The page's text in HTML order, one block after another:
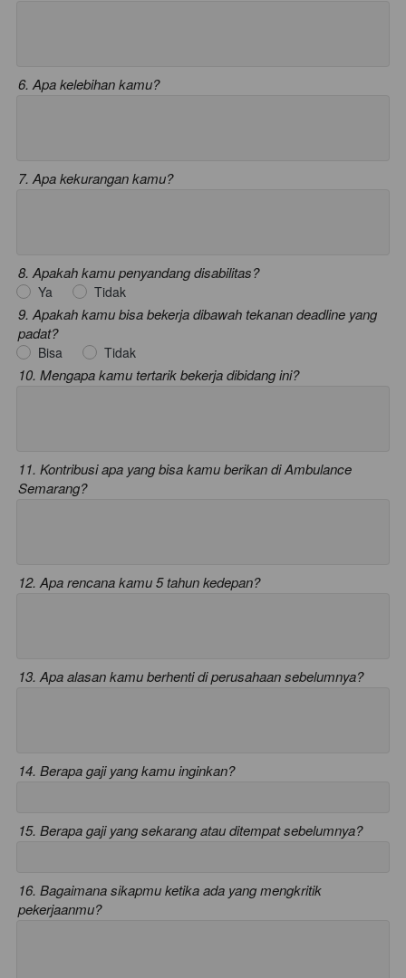
6. Apa kelebihan kamu?
7. Apa kekurangan kamu?
8. Apakah kamu penyandang disabilitas?
Ya Tidak
9. Apakah kamu bisa bekerja dibawah tekanan deadline yang
padat?
Bisa Tidak
10. Mengapa kamu tertarik bekerja dibidang ini?
11. Kontribusi apa yang bisa kamu berikan di Ambulance
Semarang?
12. Apa rencana kamu 5 tahun kedepan?
13. Apa alasan kamu berhenti di perusahaan sebelumnya?
14. Berapa gaji yang kamu inginkan?
15. Berapa gaji yang sekarang atau ditempat sebelumnya?
16. Bagaimana sikapmu ketika ada yang mengkritik
pekerjaanmu?